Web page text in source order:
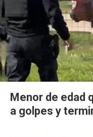
Menor de edad
a golpes y